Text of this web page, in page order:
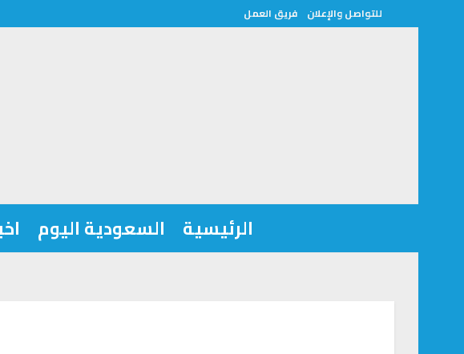
للتواصل والإعلان فريق العمل
الرئيسية السعودية اليوم